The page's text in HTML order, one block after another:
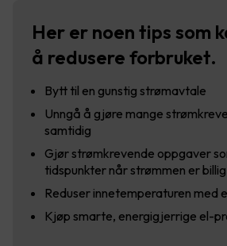
Her er noen tips som
å redusere forbruket.
Bytt til en gunstig strømavtale
Unngå å gjøre mange
samtidig
Gjør strømkrevende oppgaver
tidspunkter når strømmen er billig
Reduser innetemperaturen med
Kjøp smarte, energigjerrige el-